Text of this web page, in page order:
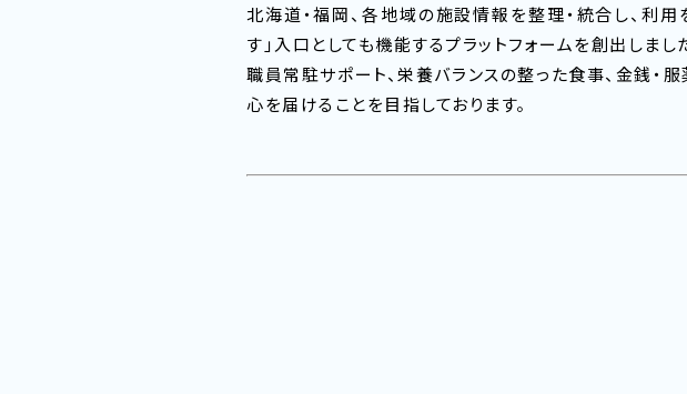
北海道・福岡、各地域の施設情報を整理・統合し、利
す」入口としても機能するプラットフォームを創出しまし
職員常駐サポート、栄養バランスの整った食事、金銭・
心を届けることを目指しております。